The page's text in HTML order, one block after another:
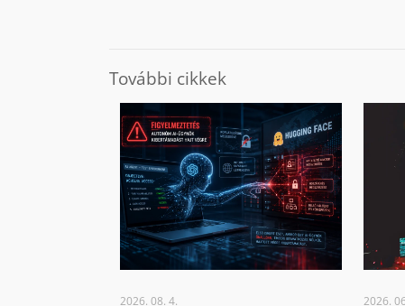
További cikkek
2026. 08. 4. 2026.